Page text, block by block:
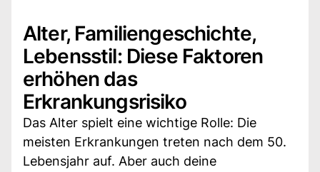
Alter, Familiengeschichte,
Lebensstil: Diese Faktoren
erhöhen das
Erkrankungsrisiko
Das Alter spielt eine wichtige Rolle: Die
meisten Erkrankungen treten nach dem 50.
Lebensjahr auf. Aber auch deine